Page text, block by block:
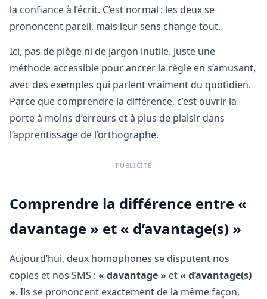
la confiance à l’écrit. C’est normal : les deux se
prononcent pareil, mais leur sens change tout.
Ici, pas de piège ni de jargon inutile. Juste une
méthode accessible pour ancrer la règle en s’amusant,
avec des exemples qui parlent vraiment du quotidien.
Parce que comprendre la différence, c’est ouvrir la
porte à moins d’erreurs et à plus de plaisir dans
l’apprentissage de l’orthographe.
PUBLICITÉ
Comprendre la différence entre «
davantage » et « d’avantage(s) »
Aujourd’hui, deux homophones se disputent nos
copies et nos SMS : « davantage » et« d’avantage(s)
». Ils se prononcent exactement de la même façon,